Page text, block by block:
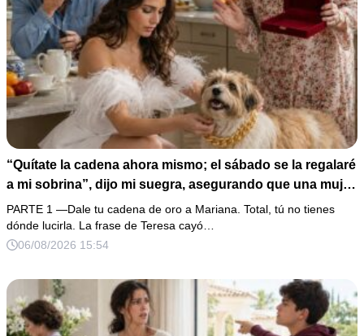
“Quítate la cadena ahora mismo; el sábado se la regalaré
a mi sobrina”, dijo mi suegra, asegurando que una mujer
con las manos marcadas por espinas no merecía 50
gramos de oro. Mi esposo guardó silencio, así que
obedecí con calma y le pedí que preparara la fiesta. Ella
completo que había intentado ocultar.
PARTE 1 —Dale tu cadena de oro a Mariana. Total, tú no tienes
dónde lucirla. La frase de Teresa cayó…
06/08/2026 15:54